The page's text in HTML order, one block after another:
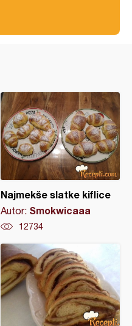
Najmekše slatke kiflice
Autor: Smokwicaaa
12734